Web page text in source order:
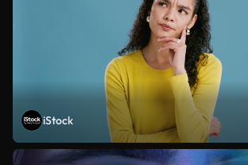
iStock